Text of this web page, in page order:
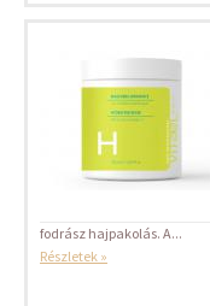
fodrász hajpakolás. A...
Részletek »